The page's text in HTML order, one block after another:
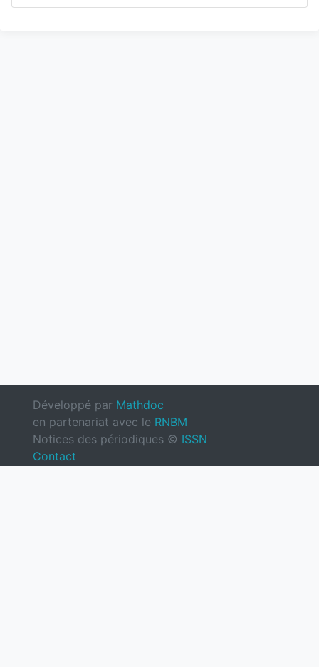
Développé par Mathdoc
en partenariat avec le RNBM
Notices des périodiques © ISSN
Contact